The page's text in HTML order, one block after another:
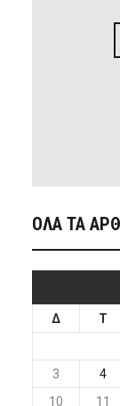
ΟΛΑ ΤΑ
Δ
Τ
3
4
10
11